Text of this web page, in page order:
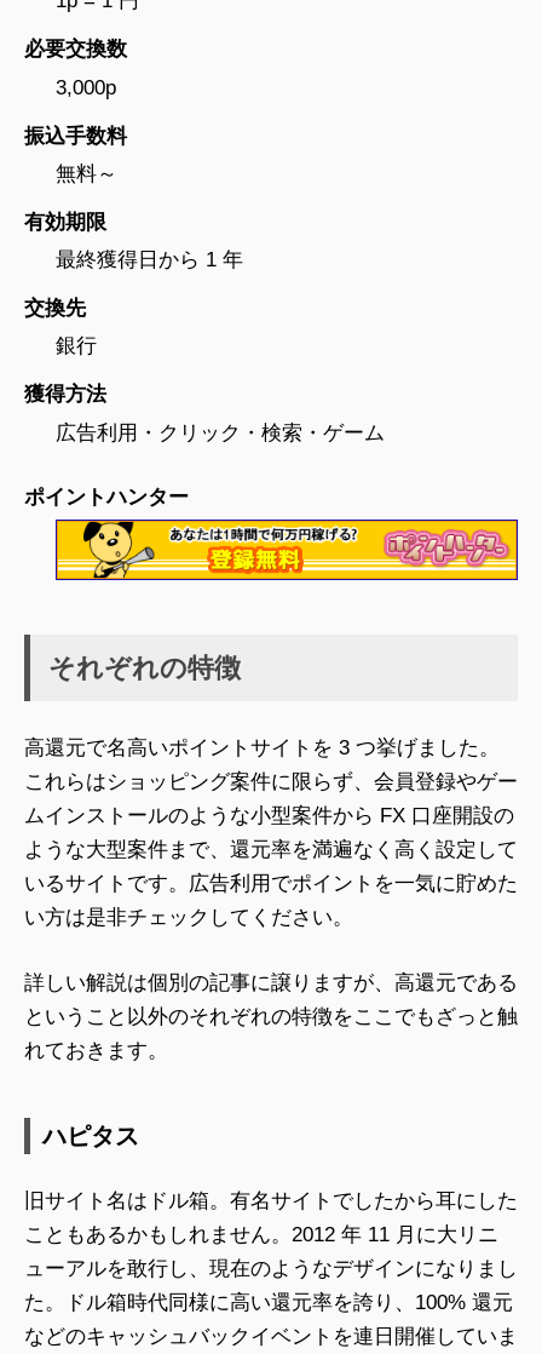
必要交換数
3,000p
振込手数料
無料～
有効期限
最終獲得日から 1 年
交換先
銀行
獲得方法
広告利用・クリック・検索・ゲーム
ポイントハンター
それぞれの特徴
高還元で名高いポイントサイトを 3 つ挙げました。
これらはショッピング案件に限らず、会員登録やゲー
ムインストールのような小型案件から FX 口座開設の
ような大型案件まで、還元率を満遍なく高く設定して
いるサイトです。広告利用でポイントを一気に貯めた
い方は是非チェックしてください。
詳しい解説は個別の記事に譲りますが、高還元である
ということ以外のそれぞれの特徴をここでもざっと触
れておきます。
ハピタス
旧サイト名はドル箱。有名サイトでしたから耳にした
こともあるかもしれません。2012 年 11 月に大リニ
ューアルを敢行し、現在のようなデザインになりまし
た。ドル箱時代同様に高い還元率を誇り、100% 還元
などのキャッシュバックイベントを連日開催していま